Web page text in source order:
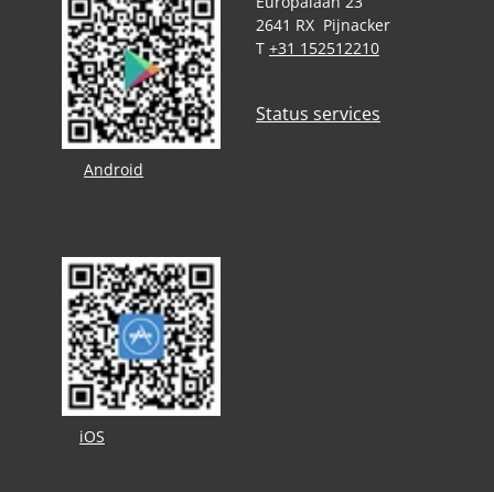
Android
iOS
2641 RX Pijnacker
T +31 152512210
Status services